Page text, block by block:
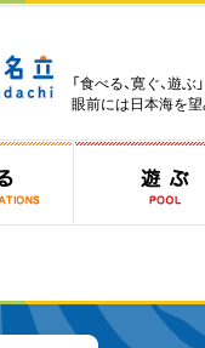
「食べる、寛ぐ、遊
眼前には日本海を